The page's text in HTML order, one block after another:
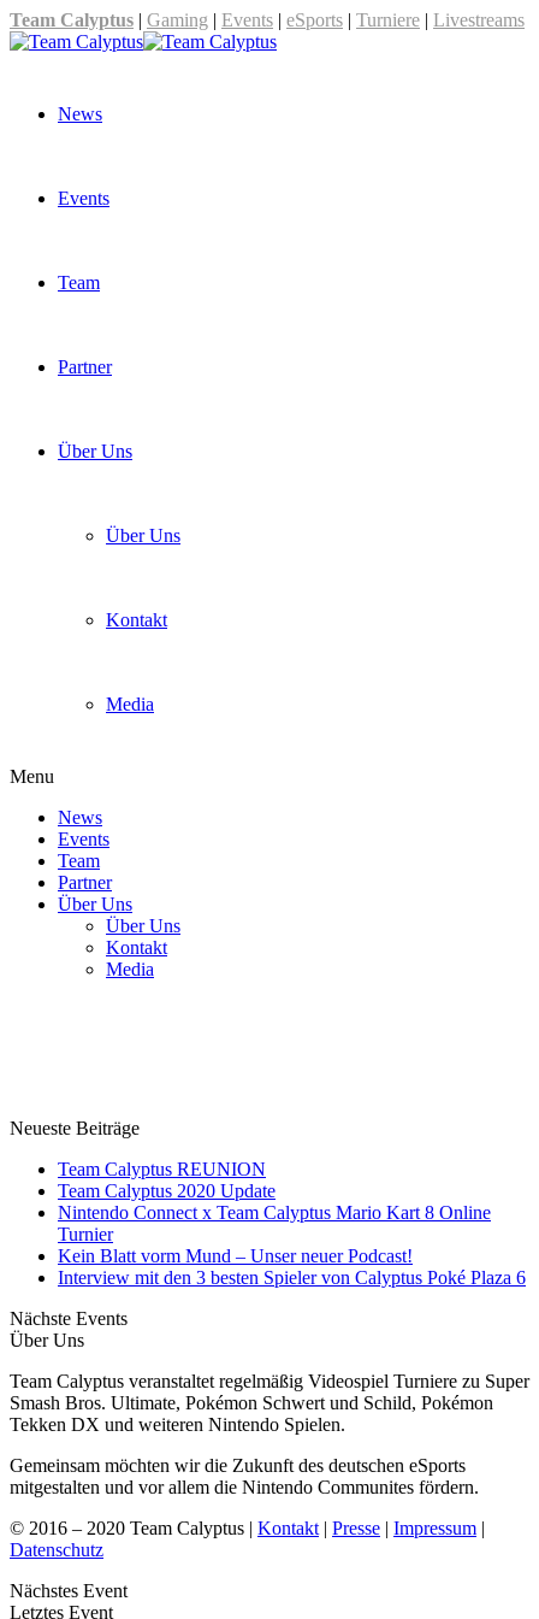
Team Calyptus | Gaming | Events | eSports | Turniere | Livestreams
News
Events
Team
Partner
Über Uns
Über Uns
Kontakt
Media
Menu
News
Events
Team
Partner
Über Uns
Über Uns
Kontakt
Media
Neueste Beiträge
Team Calyptus REUNION
Team Calyptus 2020 Update
Nintendo Connect x Team Calyptus Mario Kart 8 Online
Turnier
Kein Blatt vorm Mund – Unser neuer Podcast!
Interview mit den 3 besten Spieler von Calyptus Poké Plaza 6
Nächste Events
Über Uns
Team Calyptus veranstaltet regelmäßig Videospiel Turniere zu Super
Smash Bros. Ultimate, Pokémon Schwert und Schild, Pokémon
Tekken DX und weiteren Nintendo Spielen.
Gemeinsam möchten wir die Zukunft des deutschen eSports
mitgestalten und vor allem die Nintendo Communites fördern.
© 2016 – 2020 Team Calyptus | Kontakt | Presse | Impressum |
Datenschutz
Nächstes Event
Letztes Event